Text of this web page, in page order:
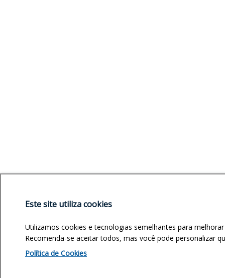
Este site utiliza cookies
Utilizamos cookies e tecnologias semelhantes para
Recomenda-se aceitar todos, mas você pode personalizar
Política de Cookies